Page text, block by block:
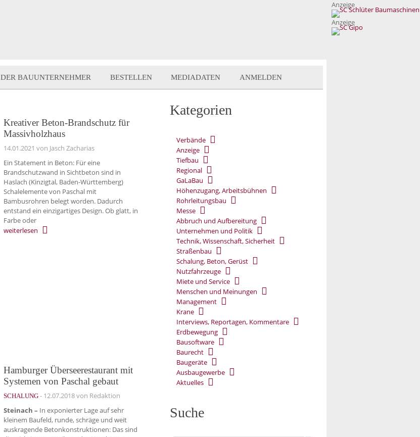
Anzeige
Anzeige
DER BAUUNTERNEHMER BESTELLEN MEDIADATEN ANMELDEN
Kreativer Beton-Brandschutz für
Massivholzhaus
14.01.2021 von Jasch Zacharias
Ein Statement in Beton: Für eine
Brandschutzwand in Sichtbeton sind in
Haslach (Kinzigtal, Baden-Württemberg)
Schalelemente von Paschal mit
Bambusrohren belegt worden. Dadurch
entstand ein einzigartiges Design. Ob glatt, in
Farbe oder
weiterlesen
Hamburger Überseerestaurant mit
Systemen von Paschal gebaut
SCHALUNG - 12.07.2018von Redaktion
Steinach – In exponierter Lage auf sehr
kleinem Baufeld, runde, schräge und weit
auskragende Betonkonstruktionen: Das sind
Kategorien
Verbände
Anzeige
Tiefbau
Regional
GaLaBau
Höhenzugang, Arbeitsbühnen
Rohrleitungsbau
Messe
Abbruch und Aufbereitung
Unternehmen und Politik
Technik, Wissenschaft, Sicherheit
Straßenbau
Schalung, Beton, Gerüst
Nutzfahrzeuge
Miete und Service
Menschen und Meinungen
Management
Krane
Interviews, Reportagen, Kommentare
Erdbewegung
Bausoftware
Baurecht
Baugeräte
Ausbaugewerbe
Aktuelles
Suche